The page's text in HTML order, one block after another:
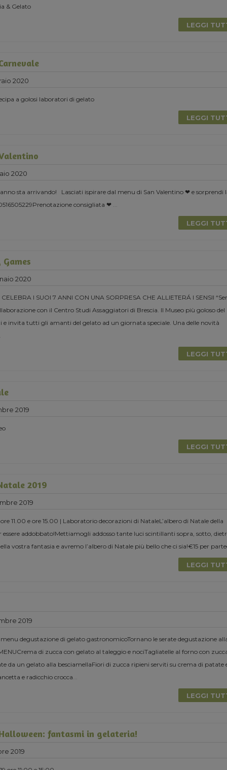
& Gelato
LEGGI
2020
a golosi laboratori di gelato
LEGGI
2020
sta arrivando! Lasciati ispirare dal menu di San Valentino ❤ e sorprendi
consigliata ❤ ...
LEGGI
2020
I SUOI 7 ANNI CON UNA SORPRESA CHE ALLIETERÁ I SENSII
con il Centro Studi Assaggiatori di Brescia. Il Museo più goloso del
e invita tutti gli amanti del gelato ad un giornata speciale. Una delle novità
LEGGI
2019
LEGGI
2019
2019
11.00 e ore 15.00 | Laboratorio decorazioni di NataleL’albero di Natale della
essere addobbato!Mettiamogli addosso tante luci scintillanti sopra, sotto,
vostra fantasia e avremo l’albero di Natale più bello che ci sia!€15 per
LEGGI
2019
degustazione di gelato gastronomicoTornano le serate degustazione
di zucca con gelato al taleggio e nociTagliatelle al forno con
da un gelato alla besciamellaFiori di zucca ripieni serviti su crema di patate
e radicchio crocca...
LEGGI
fantasmi in gelateria!
2019